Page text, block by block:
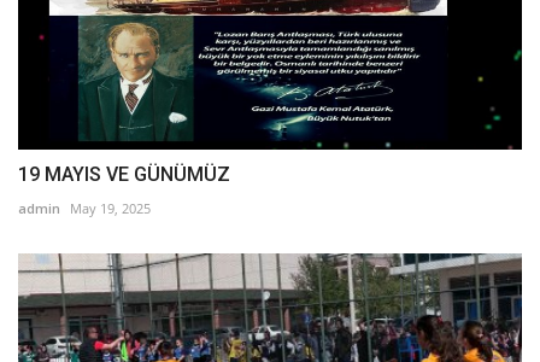
19 MAYIS VE GÜNÜMÜZ
admin May 19, 2025